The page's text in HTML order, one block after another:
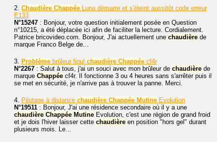
2. Chaudière Chappée Luna démarre et s'éteint aussitôt code erreur
E133
N°15247 : Bonjour, votre question initialement posée en Question
n°10215, a été déplacée ici afin de faciliter la lecture. Cordialement.
Patrice bricovideo.com. Bonjour, J'ai actuellement une chaudière de
marque Franco Belge de...
3. Problème brûleur fioul chaudière Chappée cf4r
N°2267 : Salut à tous, j'ai un souci avec mon brûleur de chaudière de
marque Chappée cf4r. Il fonctionne 3 ou 4 heures sans s'arrêter puis il
se met en sécurité, je n'arrive pas à trouver la panne. Merci.
4. Pilotage à distance chaudière Chappée Mutine Evolution
N°19511 : Bonjour, J'ai une résidence secondaire où il y a une
chaudière Chappée Mutine Evolution, c'est une région de grand froid
et je dois l'hiver laisser cette chaudière en position "hors gel" durant
plusieurs mois. Le...